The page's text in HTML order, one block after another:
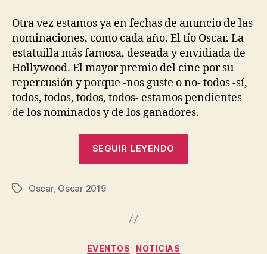
entrada
entrada
Otra vez estamos ya en fechas de anuncio de las
nominaciones, como cada año. El tío Oscar. La
estatuilla más famosa, deseada y envidiada de
Hollywood. El mayor premio del cine por su
repercusión y porque -nos guste o no- todos -sí,
todos, todos, todos, todos- estamos pendientes
de los nominados y de los ganadores.
SEGUIR LEYENDO
al
Etiquetas
Oscar, Oscar 2019
Categorías
EVENTOS NOTICIAS